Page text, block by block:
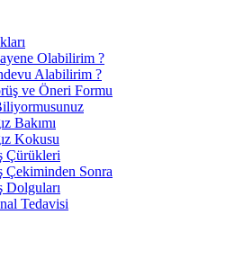
Olabilirim ?
Alabilirim ?
ve Öneri Formu
Bakımı
Kokusu
Çürükleri
Çekiminden Sonra
Dolguları
Tedavisi